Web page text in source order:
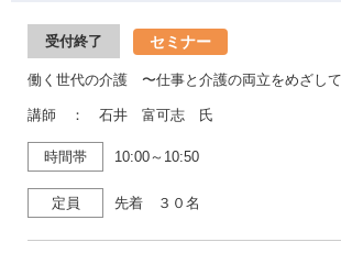
受付終了 セミナー
働く世代の介護 〜仕事と介護の両立をめざし
講師 ： 石井 富可志 氏
時間帯 10:00～10:50
定員 先着 ３０名